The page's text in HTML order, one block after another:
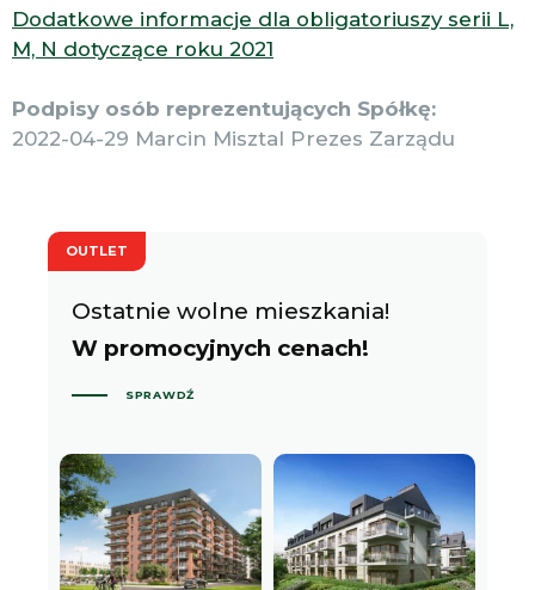
Dodatkowe informacje dla obligatoriuszy serii L,
M, N dotyczące roku 2021
Podpisy osób reprezentujących Spółkę:
2022-04-29 Marcin Misztal Prezes Zarządu
OUTLET
Ostatnie wolne mieszkania!
W promocyjnych cenach!
SPRAWDŹ